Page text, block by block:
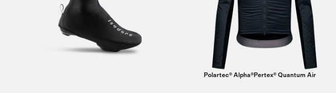
Polartec® Alpha®Pertex® Quantum Air